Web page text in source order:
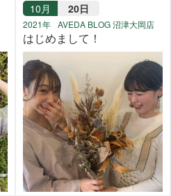
10月 20日
2021年 AVEDA BLOG 沼津大岡店
はじめまして！